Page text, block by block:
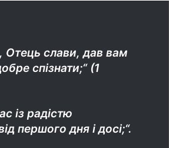
Отець слави, дав вам
спізнати;“ (1
із радістю
першого дня і досі;“.